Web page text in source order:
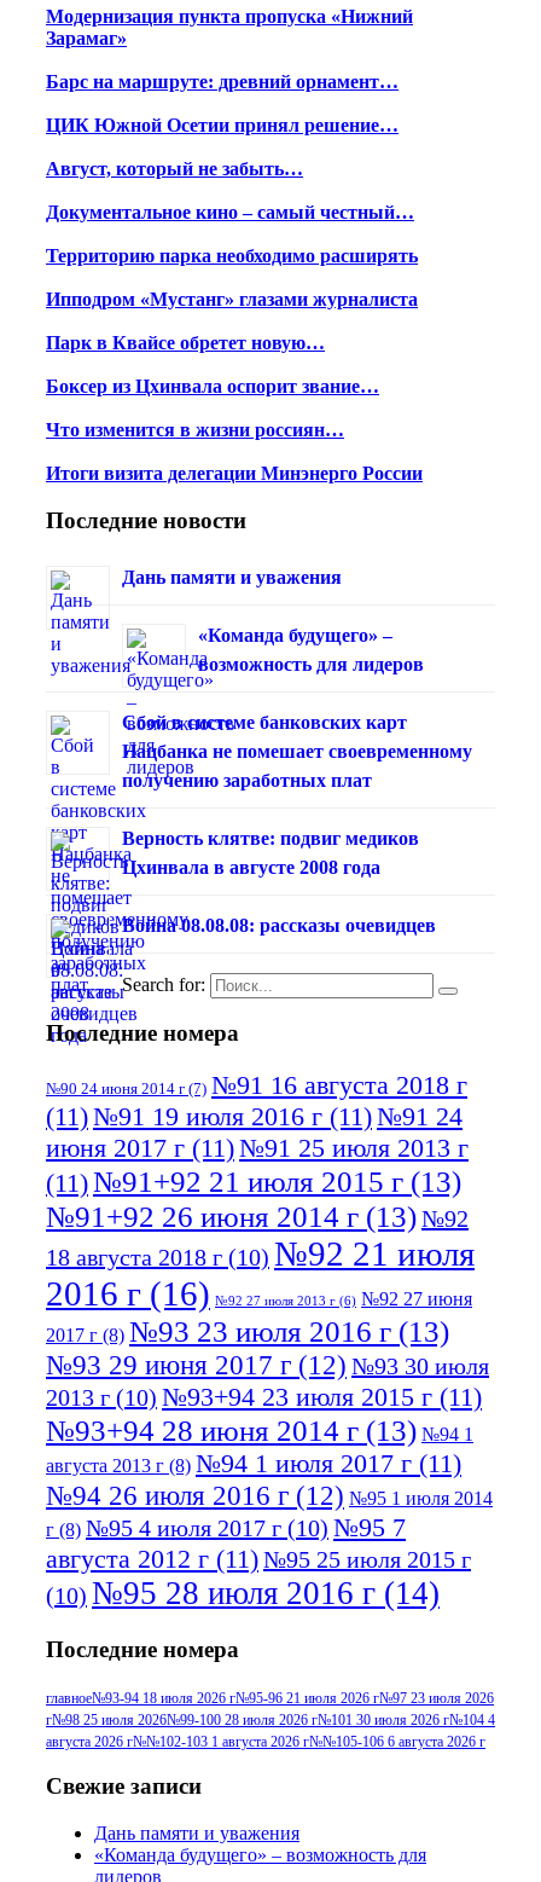
Модернизация пункта пропуска «Нижний
Зарамаг»
Барс на маршруте: древний орнамент…
ЦИК Южной Осетии принял решение…
Август, который не забыть…
Документальное кино – самый честный…
Территорию парка необходимо расширять
Ипподром «Мустанг» глазами журналиста
Парк в Квайсе обретет новую…
Боксер из Цхинвала оспорит звание…
Что изменится в жизни россиян…
Итоги визита делегации Минэнерго России
Последние новости
Дань памяти и уважения
«Команда будущего» –
возможность для лидеров
Сбой в системе банковских карт
Нацбанка не помешает своевременному
получению заработных плат
Верность клятве: подвиг медиков
Цхинвала в августе 2008 года
Война 08.08.08: рассказы очевидцев
Search for:
Последние номера
№90 24 июня 2014 г (7) №91 16 августа 2018 г
(11)№91 19 июля 2016 г (11)№91 24
июня 2017 г (11)№91 25 июля 2013 г
(11)№91+92 21 июля 2015 г (13)
№91+92 26 июня 2014 г (13)№92
18 августа 2018 г (10) №92 21 июля
2016 г (16) №92 27 июля 2013 г (6) №92 27 июня
2017 г (8) №93 23 июля 2016 г (13)
№93 29 июня 2017 г (12) №93 30 июля
2013 г (10) №93+94 23 июля 2015 г (11)
№93+94 28 июня 2014 г (13) №94 1
августа 2013 г (8) №94 1 июля 2017 г (11)
№94 26 июля 2016 г (12) №95 1 июля 2014
г (8) №95 4 июля 2017 г (10) №95 7
августа 2012 г (11)№95 25 июля 2015 г
(10) №95 28 июля 2016 г (14)
июля 2017 г(11)№96 9 августа 2012
г(13) №96 28 июля 2015 г(9) №96+97 3
июля 2014 г(10)№96+97 30 июля
июля 2017 г
2012 г(15)№97 30 июля 2015 г
Последние номера
главное№93-94 18 июля 2026 г№95-96 21 июля 2026 г№97 23 июля 2026
г№98 25 июля 2026№99-100 28 июля 2026 г№101 30 июля 2026 г№104 4
августа 2026 г№№102-103 1 августа 2026 г№№105-106 6 августа 2026 г
Свежие записи
Дань памяти и уважения
«Команда будущего» – возможность для
лидеров